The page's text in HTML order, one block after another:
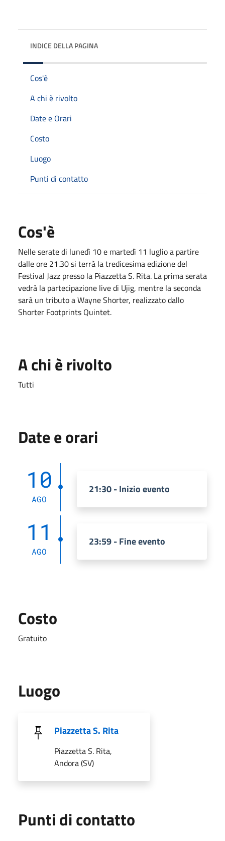
INDICE DELLA PAGINA
Cos'è
A chi è rivolto
Date e Orari
Costo
Luogo
Punti di contatto
Cos'è
Nelle serate di lunedì 10 e martedì 11 luglio a partire
dalle ore 21.30 si terrà la tredicesima edizione del
Festival Jazz presso la Piazzetta S. Rita. La prima serata
vedrà la partecipazione live di Ujig, mentre la seconda
sarà un tributo a Wayne Shorter, realizzato dallo
Shorter Footprints Quintet.
A chi è rivolto
Tutti
Date e orari
10
AGO
21:30 - Inizio evento
11
AGO
23:59 - Fine evento
Costo
Gratuito
Luogo
Piazzetta S. Rita
Piazzetta S. Rita,
Andora (SV)
Punti di contatto